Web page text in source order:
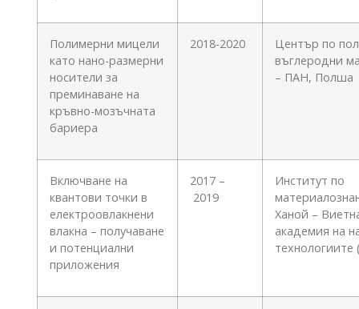
Полимерни мицели
като нано-размерни
носители за
преминаване на
кръвно-мозъчната
бариера
2018-2020
Център по
въглеродни
– ПАН, Полша
Включване на
квантови точки в
електроовлакнени
влакна – получаване
и потенциални
приложения
2017 –
2019
Институт по
Ханой –
академия на